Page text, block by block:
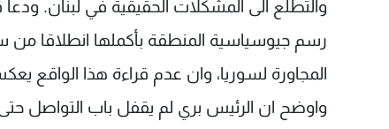
رسم جيوسياسية المنطقة بأكملها انطلاقا من
المجاورة لسوريا، وان عدم قراءة هذا الواقع
واوضح ان الرئيس بري لم يقفل باب التواصل